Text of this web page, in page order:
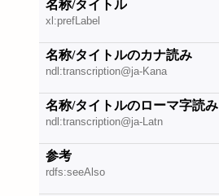
名称/タイトル
xl:prefLabel
名称/タイトルのカナ読み
ndl:transcription@ja-Kana
名称/タイトルのローマ字読み
ndl:transcription@ja-Latn
参考
rdfs:seeAlso